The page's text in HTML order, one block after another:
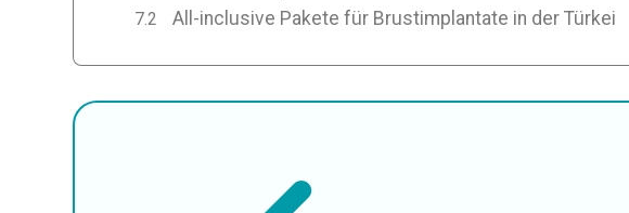
All-inclusive Pakete für Brustimplantate in der Türkei